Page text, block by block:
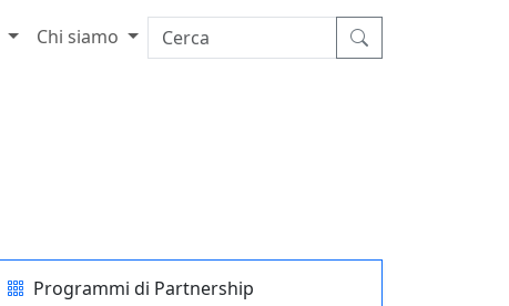
Chi siamo
Programmi di Partnership